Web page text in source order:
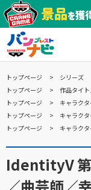
トップページ シリーズ
トップページ
作品タイ
トップページ
キャラクタ
トップページ
キャラクタ
トップページ
キャラクタ
IdentityV 第